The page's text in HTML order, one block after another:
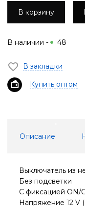
В корзину
В наличии - 48
В закладки
Купить оптом
Описание
Выключатель из
Без подсветки
С фиксацией ON/
Напряжение 12 V